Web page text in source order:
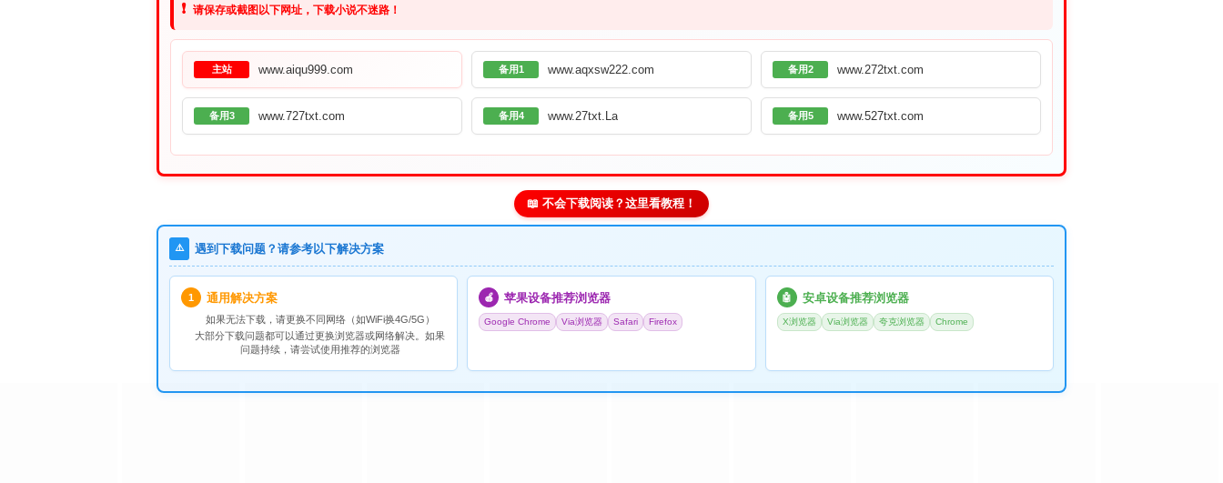
❗ 请保存或截图以下网址，下载小说不迷路！
主站 www.aiqu999.com 备用1 www.aqxsw222.com 备用2 www.272txt.com
备用3 www.727txt.com 备用4 www.27txt.La 备用5 www.527txt.com
📖 不会下载阅读？这里看教程！
⚠️ 遇到下载问题？请参考以下解决方案
1 通用解决方案
如果无法下载，请更换不同网络（如WiFi换4G/5G）
大部分下载问题都可以通过更换浏览器或网络解决。如果
问题持续，请尝试使用推荐的浏览器
🍎 苹果设备推荐浏览器
Google Chrome Via浏览器 Safari Firefox
🤖 安卓设备推荐浏览器
X浏览器 Via浏览器 夸克浏览器 Chrome